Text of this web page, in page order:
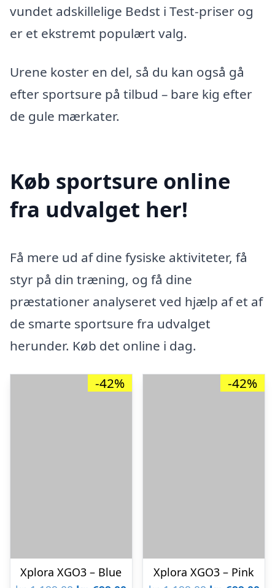
vundet adskillelige Bedst i Test-priser og
er et ekstremt populært valg.
Urene koster en del, så du kan også gå
efter sportsure på tilbud – bare kig efter
de gule mærkater.
Køb sportsure online
fra udvalget her!
Få mere ud af dine fysiske aktiviteter, få
styr på din træning, og få dine
præstationer analyseret ved hjælp af et af
de smarte sportsure fra udvalget
herunder. Køb det online i dag.
-42%
Xplora XGO3 – Blue
-42%
Xplora XGO3 – Pink